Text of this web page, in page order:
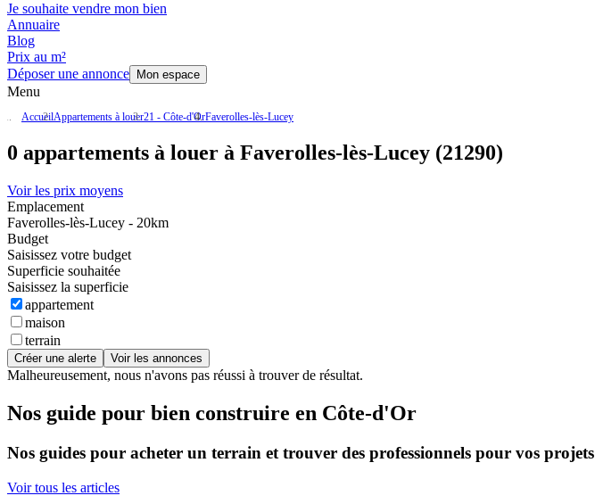
Je souhaite vendre mon bien
Annuaire
Blog
Prix au m²
Déposer une annonce
Mon espace
Menu
AccueilAppartements à louer21 - Côte-d'OrFaverolles-lès-Lucey
0 appartements à louer à Faverolles-lès-Lucey (21290)
Voir les prix moyens
Emplacement
Faverolles-lès-Lucey - 20km
Budget
Saisissez votre budget
Superficie souhaitée
Saisissez la superficie
appartement
maison
terrain
Créer une alerte Voir les annonces
Malheureusement, nous n'avons pas réussi à trouver de résultat.
Nos guide pour bien construire en Côte-d'Or
Nos guides pour acheter un terrain et trouver des professionnels pour vos projets
Voir tous les articles